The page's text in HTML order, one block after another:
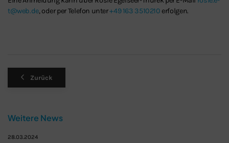
t@web.de, oder per Telefon unter+49 163 3510210 erfolgen.
Zurück
Weitere News
28.03.2024